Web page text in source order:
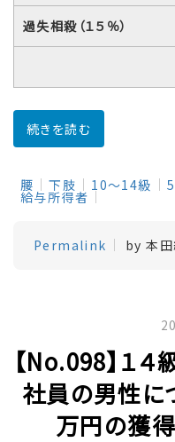
過失相殺（１５％）
続きを読む
腰 下肢 10～14級
給与所得者
Permalink by 本
【No.098】１
社員の男性に
万円の獲